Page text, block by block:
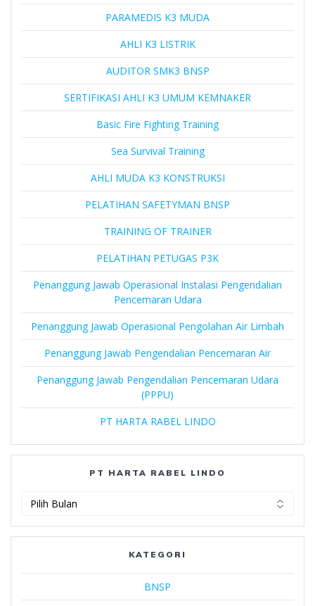
PARAMEDIS K3 MUDA
AHLI K3 LISTRIK
AUDITOR SMK3 BNSP
SERTIFIKASI AHLI K3 UMUM KEMNAKER
Basic Fire Fighting Training
Sea Survival Training
AHLI MUDA K3 KONSTRUKSI
PELATIHAN SAFETYMAN BNSP
TRAINING OF TRAINER
PELATIHAN PETUGAS P3K
Penanggung Jawab Operasional Instalasi Pengendalian
Pencemaran Udara
Penanggung Jawab Operasional Pengolahan Air Limbah
Penanggung Jawab Pengendalian Pencemaran Air
Penanggung Jawab Pengendalian Pencemaran Udara
(PPPU)
PT HARTA RABEL LINDO
PT HARTA RABEL LINDO
Rabel
KATEGORI
BNSP